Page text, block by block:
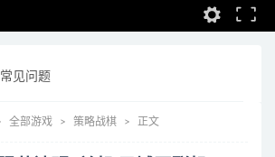
常见问题
全部游戏 策略战棋 正文